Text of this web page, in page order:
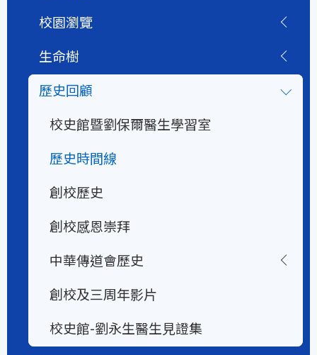
校園瀏覽
生命樹
歷史回顧
校史館暨劉保爾醫生學習室
歷史時間線
創校歷史
創校感恩崇拜
中華傳道會歷史
創校及三周年影片
校史館-劉永生醫生見證集